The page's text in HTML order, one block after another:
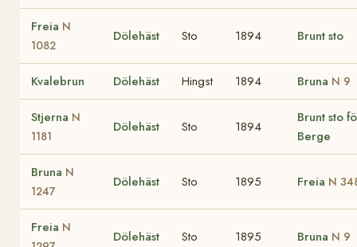
Freia N
1082
Dölehäst Sto 1894 Brunt sto
Kvalebrun Dölehäst Hingst 1894 Bruna N 9
Stjerna N
1181
Dölehäst Sto 1894
Brunt sto
Berge
Bruna N
1247
Dölehäst Sto 1895 Freia N
Freia N
Dölehäst Sto 1895 Bruna N 9